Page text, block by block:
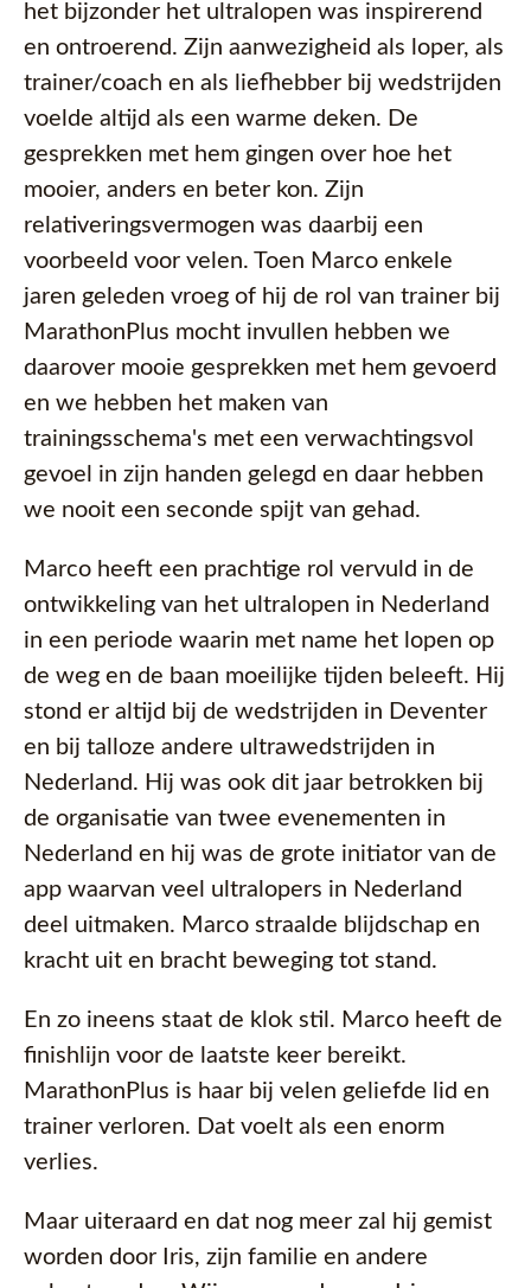
het bijzonder het ultralopen was inspirerend
en ontroerend. Zijn aanwezigheid als loper, als
trainer/coach en als liefhebber bij wedstrijden
voelde altijd als een warme deken. De
gesprekken met hem gingen over hoe het
mooier, anders en beter kon. Zijn
relativeringsvermogen was daarbij een
voorbeeld voor velen. Toen Marco enkele
jaren geleden vroeg of hij de rol van trainer bij
MarathonPlus mocht invullen hebben we
daarover mooie gesprekken met hem gevoerd
en we hebben het maken van
trainingsschema's met een verwachtingsvol
gevoel in zijn handen gelegd en daar hebben
we nooit een seconde spijt van gehad.
Marco heeft een prachtige rol vervuld in de
ontwikkeling van het ultralopen in Nederland
in een periode waarin met name het lopen op
de weg en de baan moeilijke tijden beleeft. Hij
stond er altijd bij de wedstrijden in Deventer
en bij talloze andere ultrawedstrijden in
Nederland. Hij was ook dit jaar betrokken bij
de organisatie van twee evenementen in
Nederland en hij was de grote initiator van de
app waarvan veel ultralopers in Nederland
deel uitmaken. Marco straalde blijdschap en
kracht uit en bracht beweging tot stand.
En zo ineens staat de klok stil. Marco heeft de
finishlijn voor de laatste keer bereikt.
MarathonPlus is haar bij velen geliefde lid en
trainer verloren. Dat voelt als een enorm
verlies.
Maar uiteraard en dat nog meer zal hij gemist
worden door Iris, zijn familie en andere